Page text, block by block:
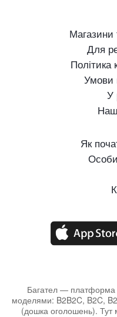
Магазини
Для
Політика
Умови
У
Як
Багател — платформа
моделями: B2B2C, B2C,
(дошка оголошень). Тут